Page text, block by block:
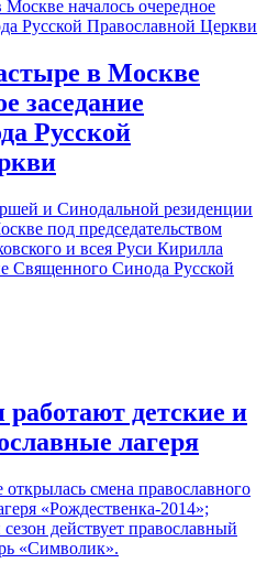
в Москве
заседание
Русской
и Синодальной резиденции
под председательством
и всея Руси Кирилла
Священного Синода Русской
работают детские и
лагеря
смена православного
«Рождественка-2014»;
действует православный
«Символик».